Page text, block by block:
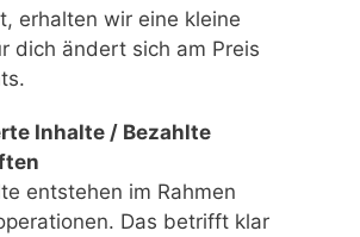
erhalten wir eine kleine
dich ändert sich am Preis
Inhalte / Bezahlte
entstehen im Rahmen
Das betrifft klar